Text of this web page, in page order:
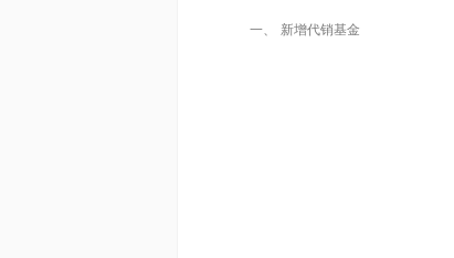
一、
新增代销基金